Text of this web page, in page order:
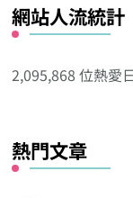
其
他
類
網站人流統計
2,095,868 位熱愛
熱門文章